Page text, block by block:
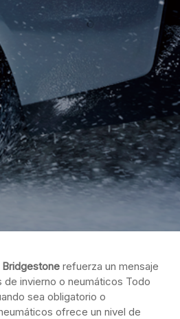
Bridgestone refuerza un mensaje
invierno o neumáticos Todo
sea obligatorio o
ofrece un nivel de